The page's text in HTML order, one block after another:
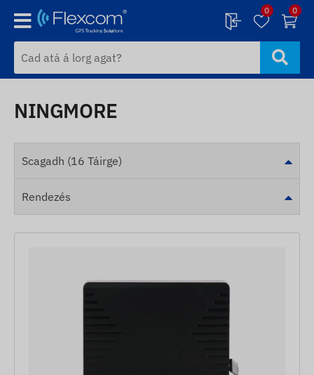
0 0
NINGMORE
Scagadh (16 Táirge)
Rendezés